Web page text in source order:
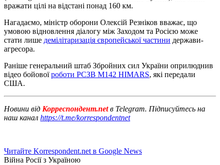
вражати цілі на відстані понад 160 км.
Нагадаємо, міністр оборони Олексій Резніков вважає, що
умовою відновлення діалогу між Заходом та Росією може
стати лише демілітаризація європейської частини держави-
агресора.
Раніше генеральний штаб Збройних сил України оприлюднив
відео бойовоїроботи РСЗВ M142 HIMARS, які передали
США.
Новини від Корреспондент.netв Telegram. Підписуйтесь на
наш канал https://t.me/korrespondentnet
Читайте Korrespondent.net в Google News
Війна Росії з Україною